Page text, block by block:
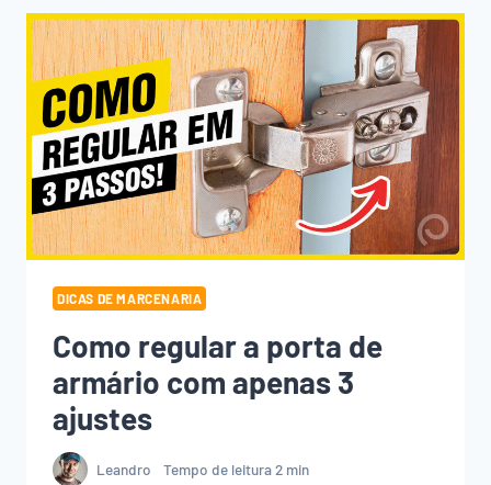
ELA
ARREPIOU.
E
AGORA?
VEJA
A
SOLUÇÃO!
DICAS DE MARCENARIA
Como regular a porta de
armário com apenas 3
ajustes
Leandro Tempo de leitura2 min